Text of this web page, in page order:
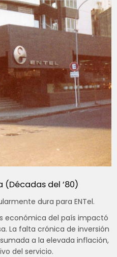
(Décadas del ’80)
dura para ENTel.
económica del país impactó
La falta crónica de inversión
a la elevada inflación,
del servicio.